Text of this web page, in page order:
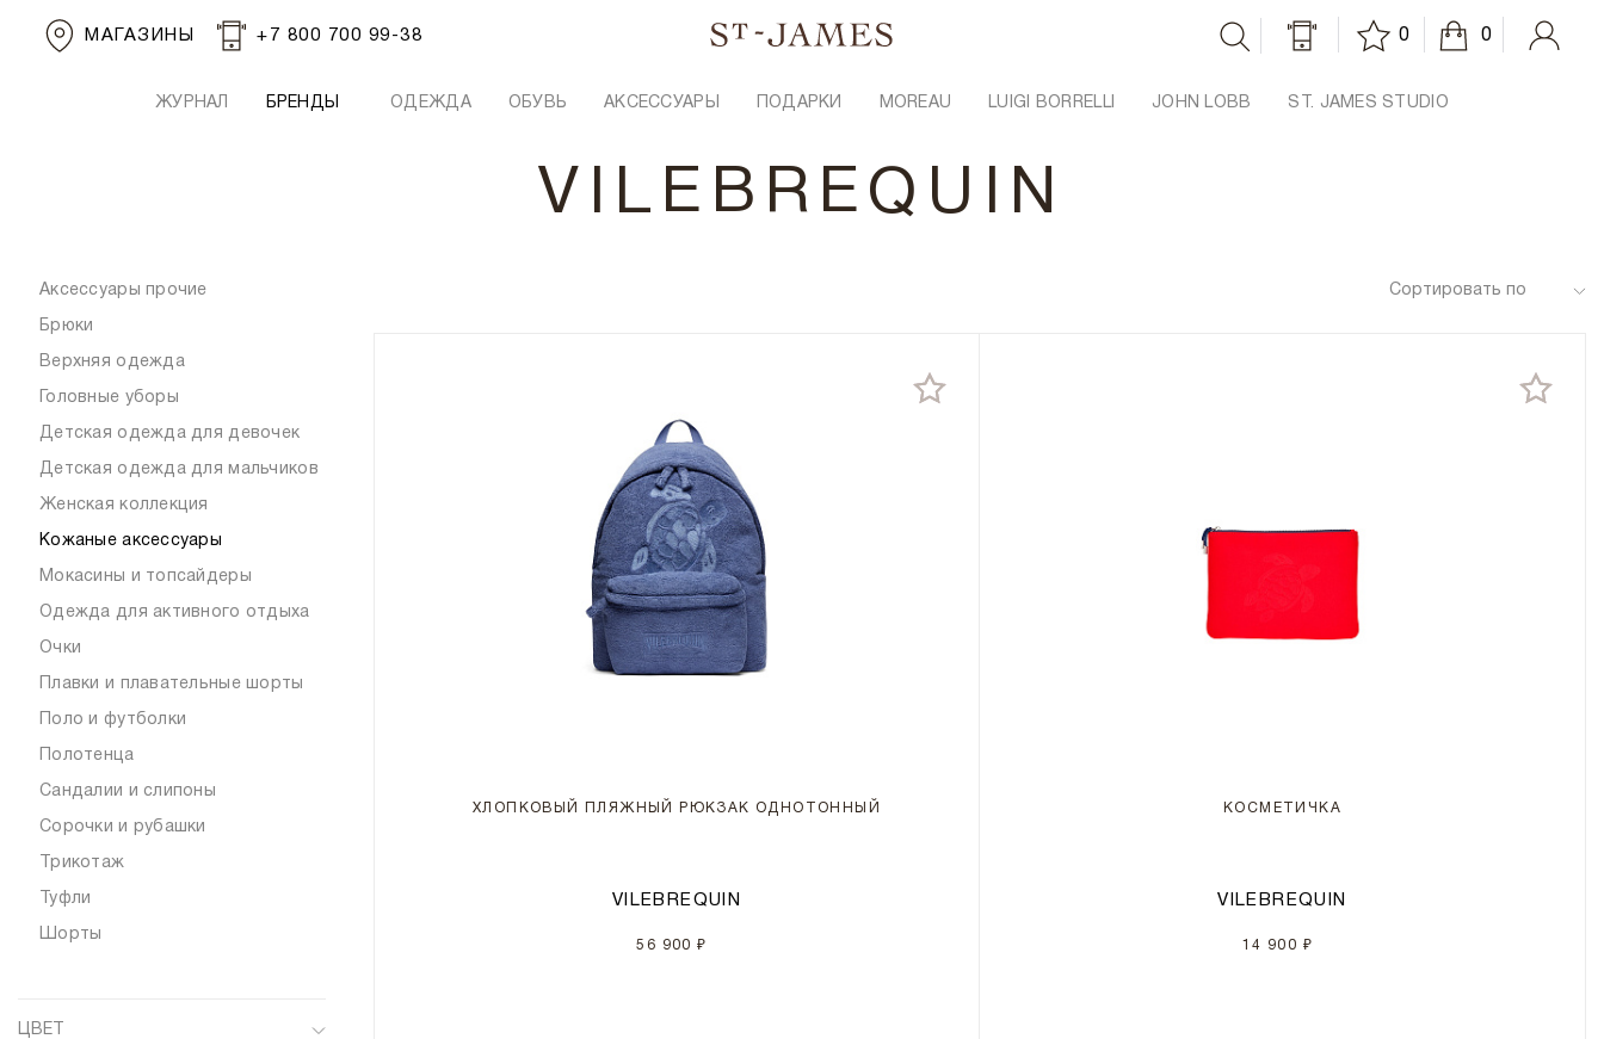
МАГАЗИНЫ +7 800 700 99-38 0 0
ЖУРНАЛ БРЕНДЫ ОДЕЖДА ОБУВЬ АКСЕССУАРЫ ПОДАРКИ MOREAU LUIGI BORRELLI JOHN LOBB ST. JAMES STUDIO
VILEBREQUIN
Аксессуары прочие
Брюки
Верхняя одежда
Головные уборы
Детская одежда для девочек
Детская одежда для мальчиков
Женская коллекция
Кожаные аксессуары
Мокасины и топсайдеры
Одежда для активного отдыха
Очки
Плавки и плавательные шорты
Поло и футболки
Полотенца
Сандалии и слипоны
Сорочки и рубашки
Трикотаж
Туфли
Шорты
ЦВЕТ
Сортировать по
ХЛОПКОВЫЙ ПЛЯЖНЫЙ РЮКЗАК ОДНОТОННЫЙ
VILEBREQUIN
56 900 ₽
КОСМЕТИЧКА
VILEBREQUIN
14 900 ₽